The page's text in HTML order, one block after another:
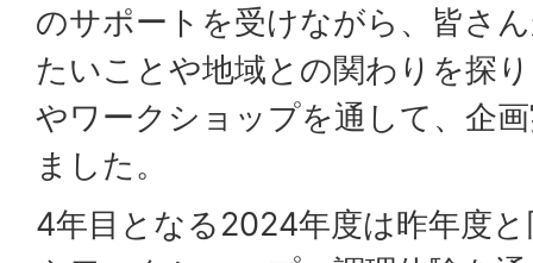
のサポートを受けながら、皆さ
たいことや地域との関わりを探
やワークショップを通して、企
ました。
4年目となる2024年度は昨年度